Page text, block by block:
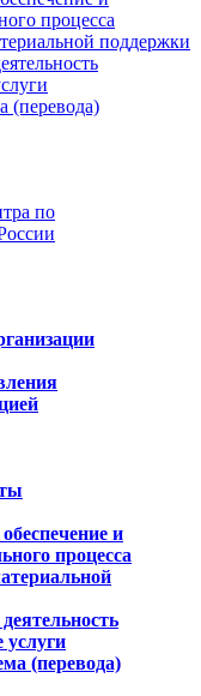
процесса
поддержки
(перевода)
по
и
процесса
услуги
(перевода)